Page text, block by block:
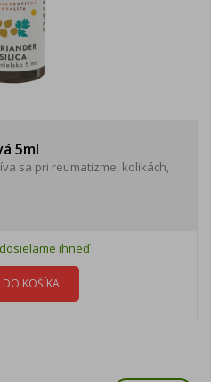
5ml
sa pri reumatizme, kolikách,
ihneď
KOŠÍKA